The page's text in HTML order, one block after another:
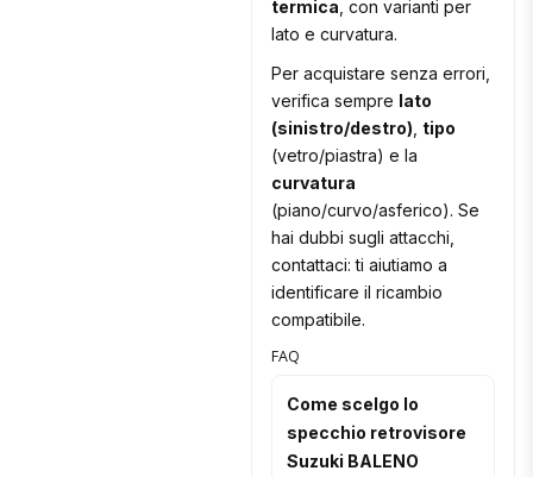
termica , con varianti per
lato e curvatura.
Per acquistare senza errori,
verifica sempre lato
(sinistro/destro) tipo
(vetro/piastra) e la
curvatura
(piano/curvo/asferico). Se
hai dubbi sugli attacchi,
contattaci: ti aiutiamo a
identificare il ricambio
compatibile.
FAQ
Come scelgo lo
specchio retrovisore
Suzuki BALENO